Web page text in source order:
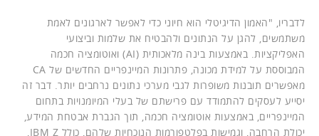
לדבריו, "האמון הדיגיטלי הוא חיוני כדי לאפשר לארגונים לאמת
משתמשים, להגן על הנתונים ולהבטיח את שלמות וביצועי
האפליקציות. באמצעות בינה מלאכותית (AI) ואוטומציה חכמה
המבוססת על למידת מכונה, פתרונות המיינפריים החדשים של CA
מאפשרים תובנות משופרות לגבי מערכי נתונים נרחבים יותר. דבר זה
יסייע לעסקים להתמודד עם פרישתם של בעלי המיומנויות בתחום
המיינפריים, באמצעות אוטומציה חכמה, תוך הגברת אבטחת המידע,